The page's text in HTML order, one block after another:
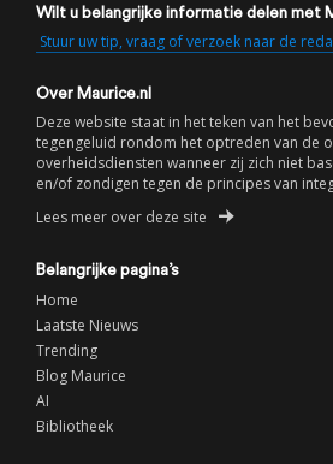
Wilt u belangrijke informatie delen met
Stuur uw tip, vraag of verzoek naar de
Over Maurice.nl
Deze website staat in het teken van het
tegengeluid rondom het optreden van de
overheidsdiensten wanneer zij zich niet
en/of zondigen tegen de principes van
Lees meer over deze site
Belangrijke pagina’s
Home
Laatste Nieuws
Trending
Blog Maurice
AI
Bibliotheek